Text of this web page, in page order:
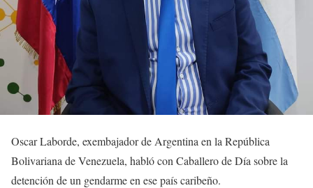
Oscar Laborde, exembajador de Argentina en la República
Bolivariana de Venezuela, habló con Caballero de Día sobre la
detención de un gendarme en ese país caribeño.